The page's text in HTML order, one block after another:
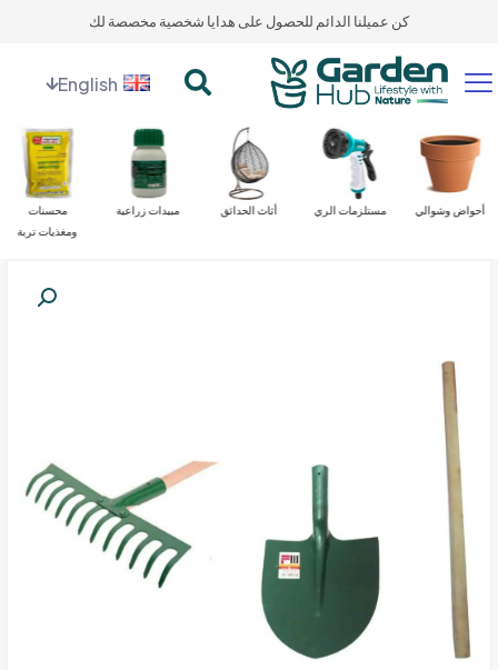
كن عميلنا الدائم للحصول على هدايا شخصية مخصصة لك
English
محسنات
ومغذيات تربة
مبيدات زراعية أثاث الحدائق مستلزمات الري أحواض وشوالي